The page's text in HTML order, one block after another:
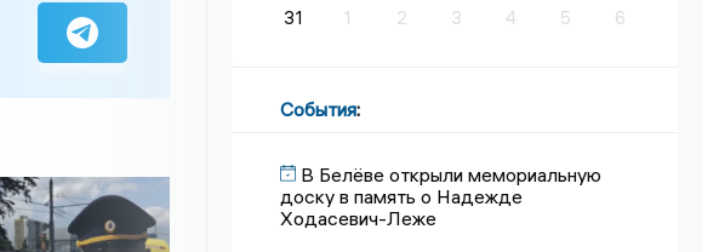
31
1 2 3 4 5 6
События:
В Белёве открыли мемориальную
доску в память о Надежде
Ходасевич-Леже